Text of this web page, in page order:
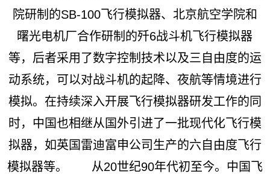
院研制的SB-100飞行模拟器、北京航空学院和
曙光电机厂合作研制的歼6战斗机飞行模拟器
等，后者采用了数字控制技术以及三自由度的运
动系统，可以对战斗机的起降、夜航等情境进行
模拟。在持续深入开展飞行模拟器研发工作的同
时，中国也相继从国外引进了一批现代化飞行模
拟器，如英国雷迪富申公司生产的六自由度飞行
模拟器等。 从20世纪90年代初至今。中国飞